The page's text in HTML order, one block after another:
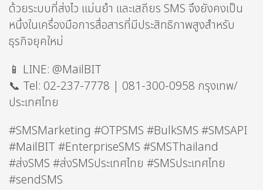
ด้วยระบบที่ส่งไว แม่นยำ และเสถียร SMS จึงยังคงเป็น
หนึ่งในเครื่องมือการสื่อสารที่มีประสิทธิภาพสูงสำหรับ
ธุรกิจยุคใหม่
📱 LINE: @MailBIT
📞 Tel: 02-237-7778 | 081-300-0958 กรุงเทพ/
ประเทศไทย
#SMSMarketing #OTPSMS #BulkSMS #SMSAPI
#MailBIT #EnterpriseSMS #SMSThailand
#ส่งSMS #ส่งSMSประเทศไทย #SMSประเทศไทย
#sendSMS